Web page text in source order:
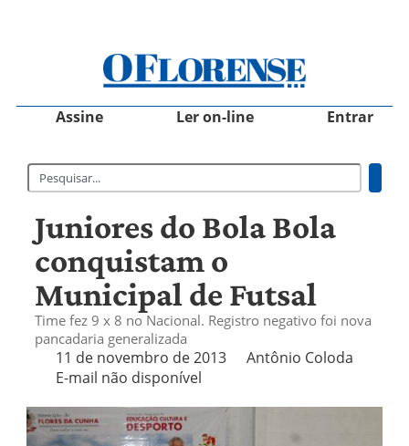
Assine Ler on-line Entrar
Juniores do Bola Bola
conquistam o
Municipal de Futsal
Time fez 9 x 8 no Nacional. Registro negativo foi nova
pancadaria generalizada
11 de novembro de 2013
Antônio Coloda
E-mail não disponível